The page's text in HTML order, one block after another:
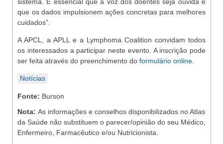
que os dados impulsionem ações concretas para melhores
cuidados”.
A APCL, a APLL e a Lymphoma Coalition convidam todos
os interessados a participar neste evento. A inscrição pode
ser feita através do preenchimento do formulário online
Notícias
Fonte: Burson
Nota: As informações e conselhos disponibilizados no Atlas
da Saúde não substituem o parecer/opinião do seu Médico,
Enfermeiro, Farmacêutico e/ou Nutricionista.